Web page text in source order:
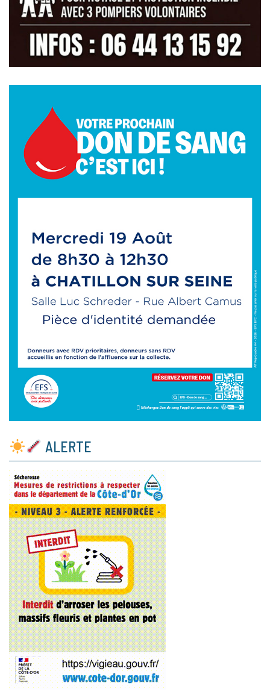
ALERTE